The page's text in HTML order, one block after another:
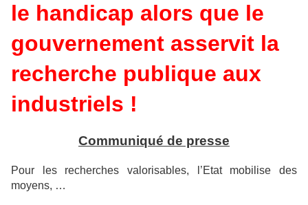
le handicap alors que le
gouvernement asservit la
recherche publique aux
industriels !
Communiqué de presse
Pour les recherches valorisables, l’Etat mobilise des
moyens, …